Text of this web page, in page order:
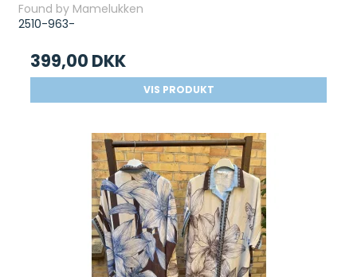
Found by Mamelukken
2510-963-
399,00 DKK
VIS PRODUKT